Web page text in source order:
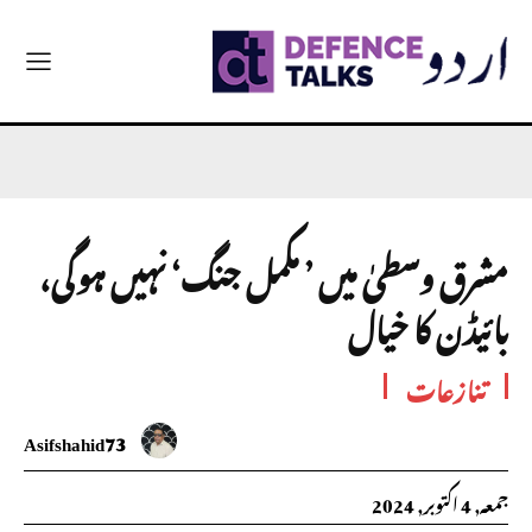
مشرق وسطیٰ میں ’ مکمل جنگ‘ نہیں ہوگی،
بائیڈن کا خیال
تنازعات
Asifshahid73
جمعہ, 4 اکتوبر, 2024